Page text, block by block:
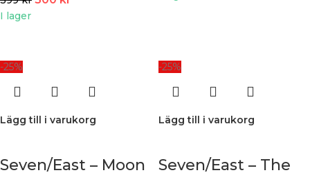
I lager
-25%
Lägg till i varukorg
Seven/East – Moon
-25%
Lägg till i varukorg
Seven/East – The